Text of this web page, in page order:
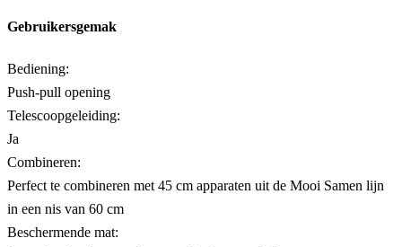
Gebruikersgemak
Bediening:
Push-pull opening
Telescoopgeleiding:
Ja
Combineren:
Perfect te combineren met 45 cm apparaten uit de Mooi Samen lijn
in een nis van 60 cm
Beschermende mat: